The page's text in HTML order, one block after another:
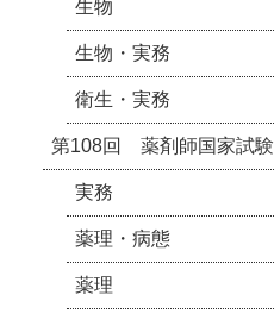
生物
生物・実務
衛生・実務
第108回 薬剤師国家試験
実務
薬理・病態
薬理